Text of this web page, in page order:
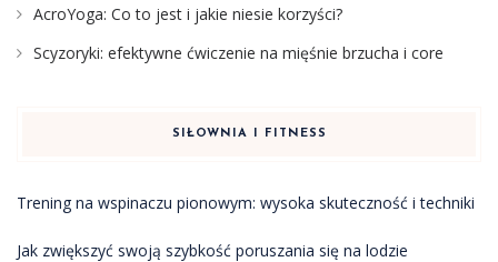
AcroYoga: Co to jest i jakie niesie korzyści?
Scyzoryki: efektywne ćwiczenie na mięśnie brzucha i core
SIŁOWNIA I FITNESS
Trening na wspinaczu pionowym: wysoka skuteczność i techniki
Jak zwiększyć swoją szybkość poruszania się na lodzie